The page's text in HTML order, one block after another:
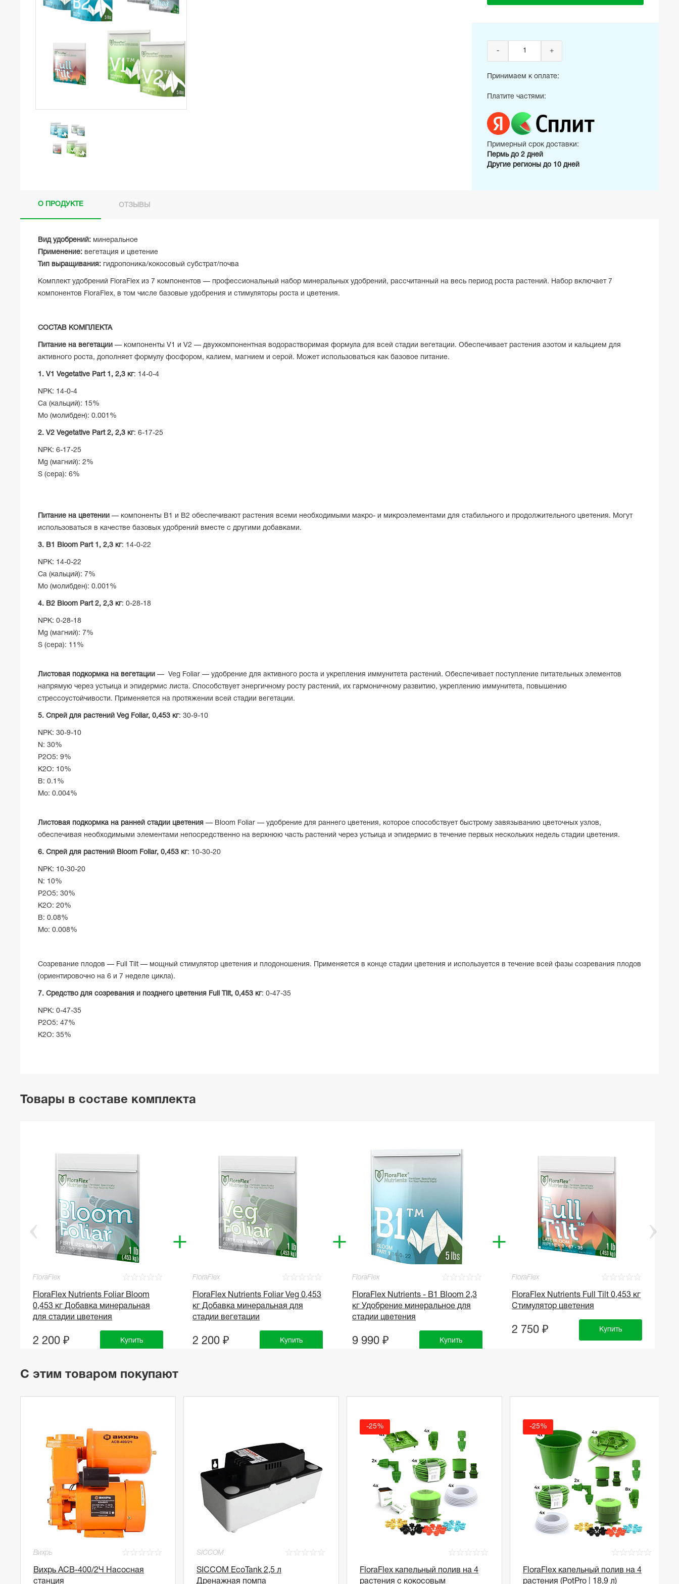
- +
Принимаем к оплате:
Платите частями:
Примерный срок доставки:
Пермь до 2 дней
Другие регионы до 10 дней
О ПРОДУКТЕ ОТЗЫВЫ
Вид удобрений: минеральное
Применение: вегетация и цветение
Тип выращивания: гидропоника/кокосовый субстрат/почва
Комплект удобрений FloraFlex из 7 компонентов — профессиональный набор минеральных удобрений, рассчитанный на весь период роста растений. Набор включает 7
компонентов FloraFlex, в том числе базовые удобрения и стимуляторы роста и цветения.
СОСТАВ КОМПЛЕКТА
Питание на вегетации — компоненты V1 и V2 — двухкомпонентная водорастворимая формула для всей стадии вегетации. Обеспечивает растения азотом и кальцием для
активного роста, дополняет формулу фосфором, калием, магнием и серой. Может использоваться как базовое питание.
1. V1 Vegetative Part 1, 2,3 кг: 14-0-4
NPK: 14-0-4
Ca (кальций): 15%
Mo (молибден): 0.001%
2. V2 Vegetative Part 2, 2,3 кг: 6-17-25
NPK: 6-17-25
Mg (магний): 2%
S (сера): 6%
Питание на цветении — компоненты B1 и B2 обеспечивают растения всеми необходимыми макро- и микроэлементами для стабильного и продолжительного цветения. Могут
использоваться в качестве базовых удобрений вместе с другими добавками.
3. B1 Bloom Part 1, 2,3 кг: 14-0-22
NPK: 14-0-22
Ca (кальций): 7%
Mo (молибден): 0.001%
4. B2 Bloom Part 2, 2,3 кг: 0-28-18
NPK: 0-28-18
Mg (магний): 7%
S (сера): 11%
Листовая подкормка на вегетации — Veg Foliar — удобрение для активного роста и укрепления иммунитета растений. Обеспечивает поступление питательных элементов
напрямую через устьица и эпидермис листа. Способствует энергичному росту растений, их гармоничному развитию, укреплению иммунитета, повышению
стрессоустойчивости. Применяется на протяжении всей стадии вегетации.
5. Спрей для растений Veg Foliar, 0,453 кг: 30-9-10
NPK: 30-9-10
N: 30%
P2O5: 9%
K2O: 10%
B: 0.1%
Mo: 0.004%
Листовая подкормка на ранней стадии цветения — Bloom Foliar — удобрение для раннего цветения, которое способствует быстрому завязыванию цветочных узлов,
обеспечивая необходимыми элементами непосредственно на верхнюю часть растений через устьица и эпидермис в течение первых нескольких недель стадии цветения.
6. Спрей для растений Bloom Foliar, 0,453 кг: 10-30-20
NPK: 10-30-20
N: 10%
P2O5: 30%
K2O: 20%
B: 0.08%
Mo: 0.008%
Созревание плодов — Full Tilt — мощный стимулятор цветения и плодоношения. Применяется в конце стадии цветения и используется в течение всей фазы созревания плодов
(ориентировочно на 6 и 7 неделе цикла).
7. Средство для созревания и позднего цветения Full Tilt, 0,453 кг: 0-47-35
NPK: 0-47-35
P2O5: 47%
K2O: 35%
Товары в составе комплекта
FloraFlex ☆
☆
☆
☆
☆
FloraFlex Nutrients Foliar Bloom
0,453 кг Добавка минеральная
для стадии цветения
2 200 ₽ Купить
+
FloraFlex ☆
☆
☆
☆
☆
FloraFlex Nutrients Foliar Veg 0,453
кг Добавка минеральная для
стадии вегетации
2 200 ₽ Купить
+
FloraFlex ☆
☆
☆
☆
☆
FloraFlex Nutrients - B1 Bloom 2,3
кг Удобрение минеральное для
стадии цветения
9 990 ₽ Купить
+
FloraFlex ☆
☆
☆
☆
☆
FloraFlex Nutrients Full Tilt 0,453 кг
Стимулятор цветения
2 750 ₽ Купить
С этим товаром покупают
Вихрь ☆
☆
☆
☆
☆
Вихрь АСВ-400/2Ч Насосная
станция
SICCOM ☆
☆
☆
☆
☆
SICCOM EcoTank 2,5 л
Дренажная помпа
-25%
☆
☆
☆
☆
☆
FloraFlex капельный полив на 4
растения с кокосовым
-25%
☆
☆
☆
☆
☆
FloraFlex капельный полив на 4
растения (PotPro | 18,9 л)